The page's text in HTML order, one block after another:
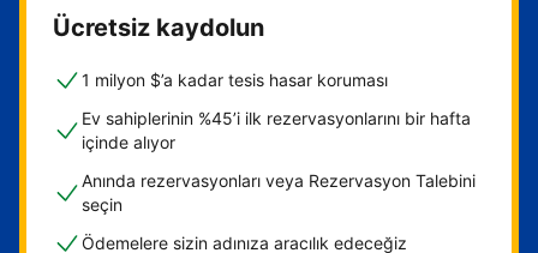
Ücretsiz kaydolun
1 milyon $’a kadar tesis hasar koruması
Ev sahiplerinin %45’i ilk rezervasyonlarını bir hafta
içinde alıyor
Anında rezervasyonları veya Rezervasyon Talebini
seçin
Ödemelere sizin adınıza aracılık edeceğiz